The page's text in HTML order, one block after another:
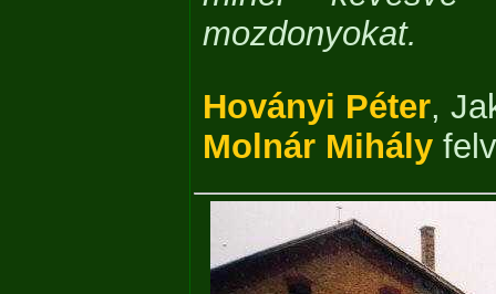
mozdonyokat.
Hoványi Péter,
Molnár Mihály